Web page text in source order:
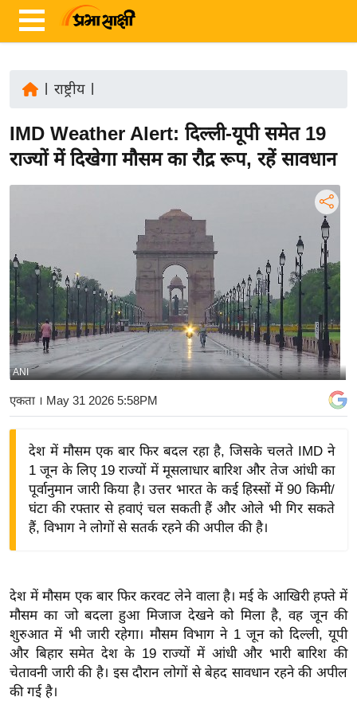
ज़ा
ख
य
अं
र्रा
ष्ट्री
य
बि
ज़
द्यो
त
वि
शे
ष
ज्ञ
रा
राष्ट्रीय|
IMD Weather Alert: दिल्ली-यूपी समेत 19
राज्यों में दिखेगा मौसम का रौद्र रूप, रहें सावधान
ANI
एकता । May 31 2026 5:58PM
देश में मौसम एक बार फिर बदल रहा है, जिसके चलते IMD ने
1 जून के लिए 19 राज्यों में मूसलाधार बारिश और तेज आंधी का
पूर्वानुमान जारी किया है। उत्तर भारत के कई हिस्सों में 90 किमी/
घंटा की रफ्तार से हवाएं चल सकती हैं और ओले भी गिर सकते
हैं, विभाग ने लोगों से सतर्क रहने की अपील की है।
देश में मौसम एक बार फिर करवट लेने वाला है। मई के आखिरी हफ्ते में
मौसम का जो बदला हुआ मिजाज देखने को मिला है, वह जून की
शुरुआत में भी जारी रहेगा। मौसम विभाग ने 1 जून को दिल्ली, यूपी
और बिहार समेत देश के 19 राज्यों में आंधी और भारी बारिश की
चेतावनी जारी की है। इस दौरान लोगों से बेहद सावधान रहने की अपील
की गई है।